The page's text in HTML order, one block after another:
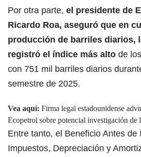
Por otra parte, el presidente de
Ricardo Roa, aseguró que en
producción de barriles diarios,
registró el índice más alto de
con 751 mil barriles diarios
semestre de 2025.
Vea aquí: Firma legal estadounidense
Ecopetrol sobre potencial investigación de
Entre tanto, el Beneficio Antes de
Impuestos, Depreciación y